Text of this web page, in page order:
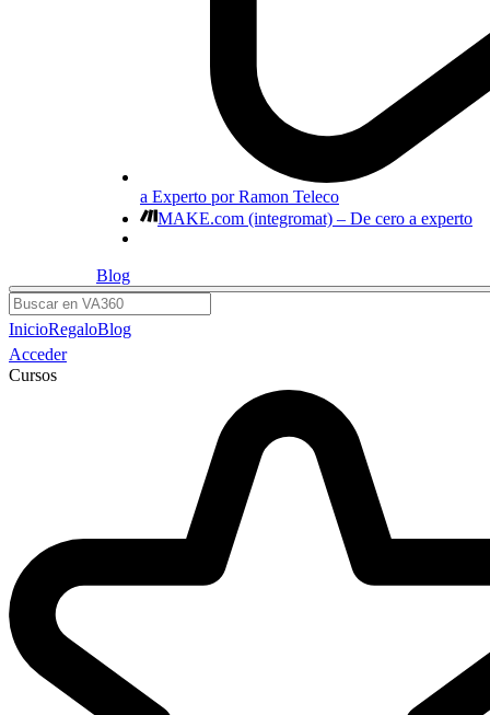
a Experto por Ramon Teleco
MAKE.com (integromat) – De cero a experto
Blog
Buscar
InicioRegaloBlog
Acceder
Cursos